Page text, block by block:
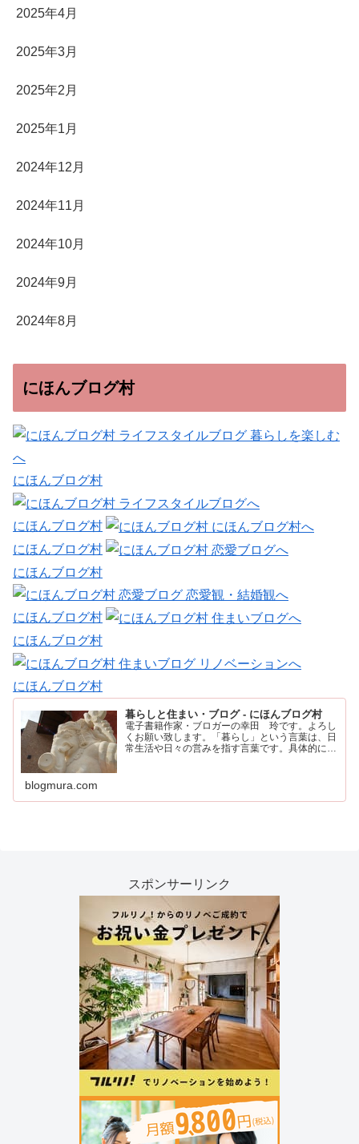
2025年4月
2025年3月
2025年2月
2025年1月
2024年12月
2024年11月
2024年10月
2024年9月
2024年8月
にほんブログ村
にほんブログ村
にほんブログ村
にほんブログ村
にほんブログ村
にほんブログ村
にほんブログ村
にほんブログ村
暮らしと住まい・ブログ - にほんブログ村
電子書籍作家・ブロガーの幸田 玲です。よろし
くお願い致します。「暮らし」という言葉は、日
常生活や日々の営みを指す言葉です。具体的に
blogmura.com
スポンサーリンク